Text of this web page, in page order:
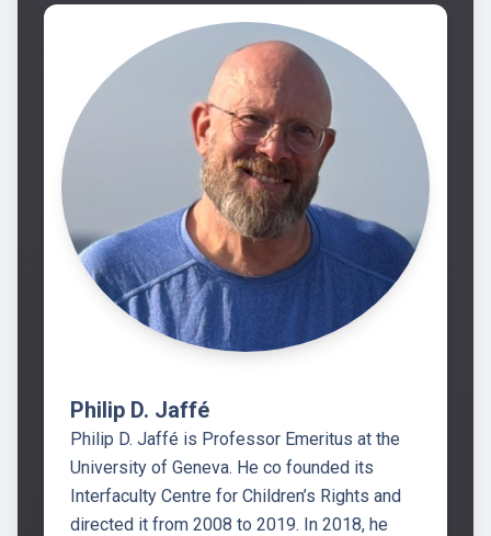
Philip D. Jaffé
Philip D. Jaffé is Professor Emeritus at the
University of Geneva. He co founded its
Interfaculty Centre for Children’s Rights and
directed it from 2008 to 2019. In 2018, he